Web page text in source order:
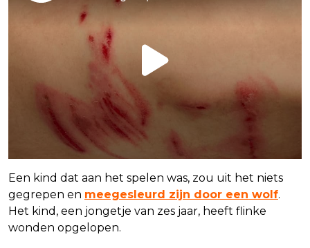
Een kind dat aan het spelen was, zou uit het niets
gegrepen en meegesleurd zijn door een wolf.
Het kind, een jongetje van zes jaar, heeft flinke
wonden opgelopen.